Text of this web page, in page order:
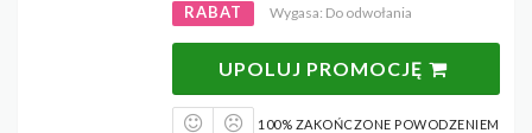
RABAT Wygasa: Do odwołania
UPOLUJ PROMOCJĘ
100% ZAKOŃCZONE POWODZENIEM